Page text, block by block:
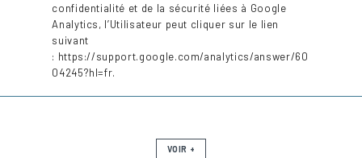
confidentialité et de la sécurité liées à Google
Analytics, l’Utilisateur peut cliquer sur le lien
suivant
: https://support.google.com/analytics/answer/60
04245?hl=fr.
VOIR +